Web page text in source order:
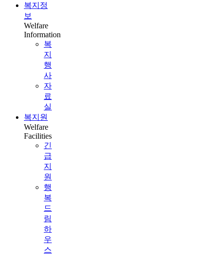
복지정
보
Welfare
Information
복
지
행
사
자
료
실
복지원
Welfare
Facilities
긴
급
지
원
행
복
드
림
하
우
스